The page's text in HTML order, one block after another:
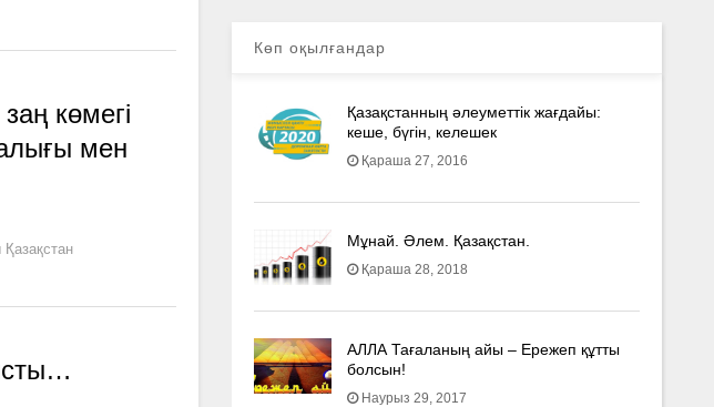
көмегі
мен
Көп оқылғандар
Қазақстанның әлеуметтік жағдайы:
кеше, бүгін, келешек
Қараша 27, 2016
Мұнай. Әлем. Қазақстан.
Қараша 28, 2018
АЛЛА Тағаланың айы – Ережеп құтты
болсын!
Наурыз 29, 2017